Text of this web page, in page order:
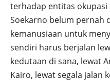
terhadap entitas okupasi
Soekarno belum pernah
kemanusiaan untuk
sendiri harus berjalan
kedutaan di sana, lewat
Kairo, lewat segala jalan